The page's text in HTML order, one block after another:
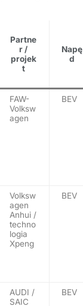
Partne
r /
projek
t
Napę
d
FAW-
Volksw
agen
BEV
Volksw
agen
Anhui /
techno
logia
Xpeng
BEV
AUDI /
SAIC
BEV